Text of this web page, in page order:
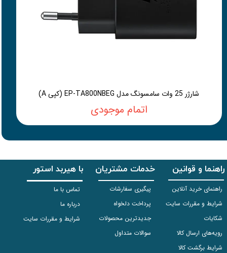
شارژر 25 وات سامسونگ مدل EP-TA800NBEG (کپی A)
اتمام موجودی
راهنما و قوانین
راهنمای خرید آنلاین
شرایط و مقررات سایت
شکایات
رویه‌های ارسال کالا
شرایط برگشت کالا
خدمات مشتریان
پیگیری سفارشات
پرداخت دلخواه
جدیدترین محصولات
سوالات متداول
با هیربد استور
تماس با ما
درباره ما
شرایط و مقررات سایت